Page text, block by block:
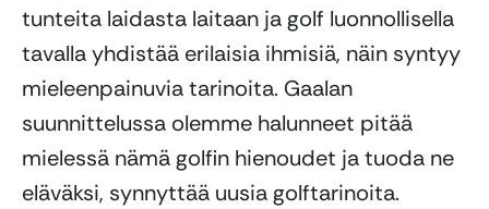
tunteita laidasta laitaan ja golf luonnollisella
tavalla yhdistää erilaisia ihmisiä, näin syntyy
mieleenpainuvia tarinoita. Gaalan
suunnittelussa olemme halunneet pitää
mielessä nämä golfin hienoudet ja tuoda ne
eläväksi, synnyttää uusia golftarinoita.